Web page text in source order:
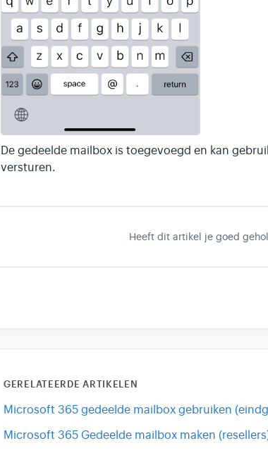
De gedeelde mailbox is toegevoegd en kan
versturen.
Heeft dit artikel je goed
GERELATEERDE ARTIKELEN
Microsoft 365 gedeelde mailbox gebruiken
Microsoft 365 Gedeelde mailbox maken